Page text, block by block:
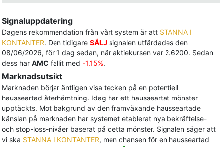
Signaluppdatering
Dagens rekommendation från vårt system är att STANNA I
KONTANTER. Den tidigare SÄLJ signalen utfärdades den
08/06/2026, för 1 dag sedan, när aktiekursen var 2.6200. Sedan
dess har AMC fallit med -1.15%.
Marknadsutsikt
Marknaden börjar äntligen visa tecken på en potentiell
hausseartad återhämtning. Idag har ett hausseartat mönster
upptäckts. Mot bakgrund av den framväxande hausseartade
känslan på marknaden har systemet etablerat nya bekräftelse-
och stop-loss-nivåer baserat på detta mönster. Signalen säger att
vi ska STANNA I KONTANTER, men chansen för en hausseartad